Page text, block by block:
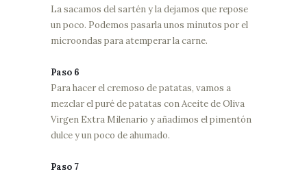
La sacamos del sartén y la dejamos que repose
un poco. Podemos pasarla unos minutos por el
microondas para atemperar la carne.
Paso 6
Para hacer el cremoso de patatas, vamos a
mezclar el puré de patatas con Aceite de Oliva
Virgen Extra Milenario y añadimos el pimentón
dulce y un poco de ahumado.
Paso 7